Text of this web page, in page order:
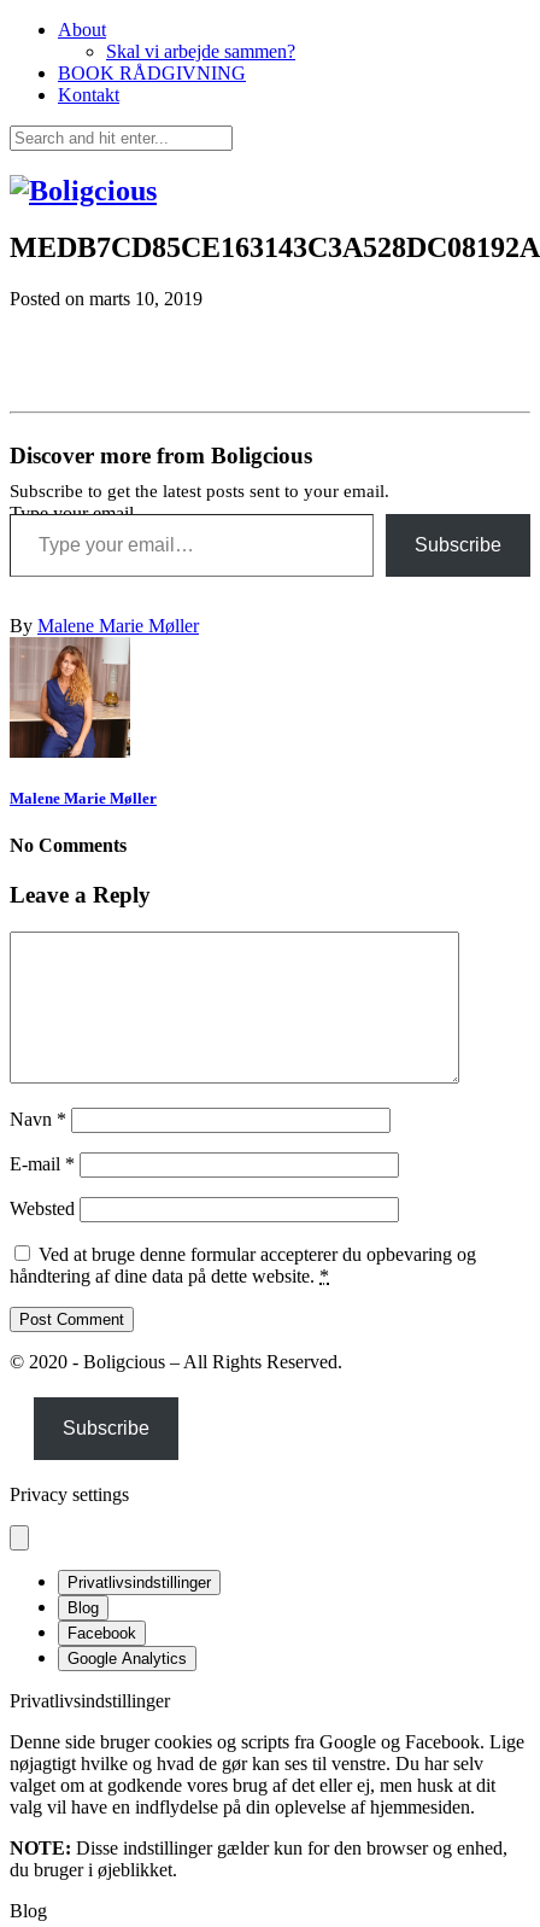
About
Skal vi arbejde sammen?
BOOK RÅDGIVNING
Kontakt
Posted on marts 10, 2019
Discover more from Boligcious
Subscribe to get the latest posts sent to your email.
Type your email…
Subscribe
By Malene Marie Møller
Malene Marie Møller
No Comments
Leave a Reply
Navn *
E-mail *
Websted
Ved at bruge denne formular accepterer du opbevaring og
håndtering af dine data på dette website. *
© 2020 - Boligcious – All Rights Reserved.
Subscribe
Privacy settings
Privatlivsindstillinger
Blog
Facebook
Google Analytics
Privatlivsindstillinger
Denne side bruger cookies og scripts fra Google og Facebook. Lige
nøjagtigt hvilke og hvad de gør kan ses til venstre. Du har selv
valget om at godkende vores brug af det eller ej, men husk at dit
valg vil have en indflydelse på din oplevelse af hjemmesiden.
NOTE: Disse indstillinger gælder kun for den browser og enhed,
du bruger i øjeblikket.
Blog